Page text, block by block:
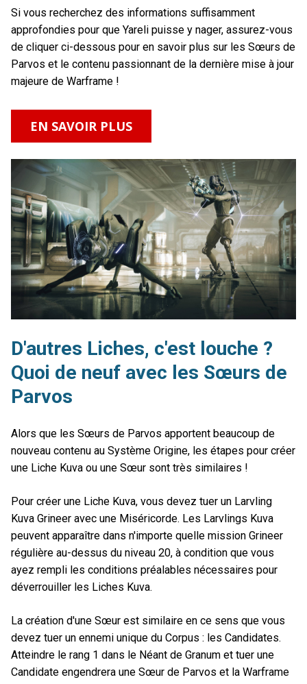
Si vous recherchez des informations suffisamment
approfondies pour que Yareli puisse y nager, assurez-vous
de cliquer ci-dessous pour en savoir plus sur les Sœurs de
Parvos et le contenu passionnant de la dernière mise à jour
majeure de Warframe !
EN SAVOIR PLUS
D'autres Liches, c'est louche ?
Quoi de neuf avec les Sœurs de
Parvos
Alors que les Sœurs de Parvos apportent beaucoup de
nouveau contenu au Système Origine, les étapes pour créer
une Liche Kuva ou une Sœur sont très similaires !
Pour créer une Liche Kuva, vous devez tuer un Larvling
Kuva Grineer avec une Miséricorde. Les Larvlings Kuva
peuvent apparaître dans n'importe quelle mission Grineer
régulière au-dessus du niveau 20, à condition que vous
ayez rempli les conditions préalables nécessaires pour
déverrouiller les Liches Kuva.
La création d'une Sœur est similaire en ce sens que vous
devez tuer un ennemi unique du Corpus : les Candidates.
Atteindre le rang 1 dans le Néant de Granum et tuer une
Candidate engendrera une Sœur de Parvos et la Warframe